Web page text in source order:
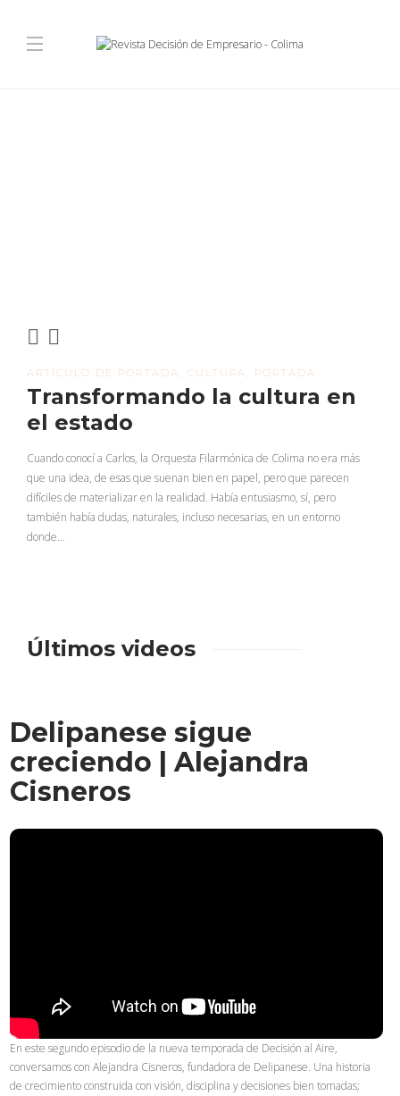
ARTÍCULO DE PORTADA CULTURA PORTADA
Transformando la cultura en
el estado
Cuando conocí a Carlos, la Orquesta Filarmónica de Colima no era más
que una idea, de esas que suenan bien en papel, pero que parecen
difíciles de materializar en la realidad. Había entusiasmo, sí, pero
también había dudas, naturales, incluso necesarias, en un entorno
donde…
Últimos videos
Delipanese sigue
creciendo | Alejandra
Cisneros
En este segundo episodio de la nueva temporada de Decisión al Aire,
conversamos con Alejandra Cisneros, fundadora de Delipanese. Una historia
de crecimiento construida con visión, disciplina y decisiones bien tomadas;